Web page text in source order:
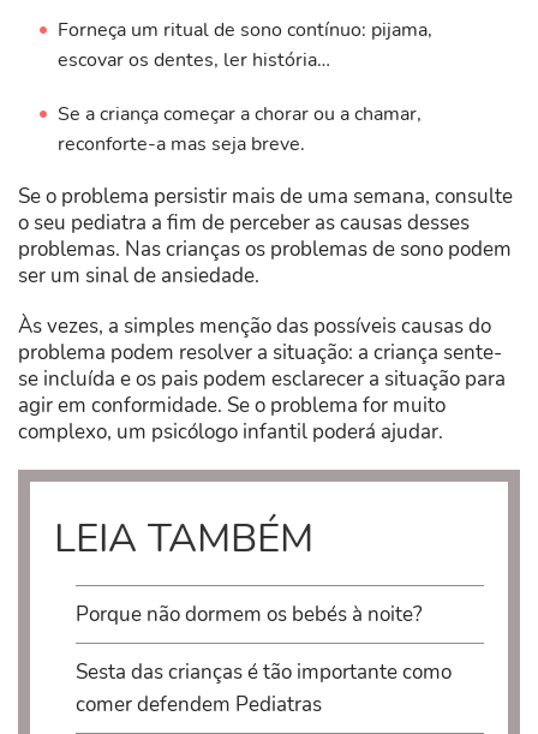
Forneça um ritual de sono contínuo: pijama,
escovar os dentes, ler história…
Se a criança começar a chorar ou a chamar,
reconforte-a mas seja breve.
Se o problema persistir mais de uma semana, consulte
o seu pediatra a fim de perceber as causas desses
problemas. Nas crianças os problemas de sono podem
ser um sinal de ansiedade.
Às vezes, a simples menção das possíveis causas do
problema podem resolver a situação: a criança sente-
se incluída e os pais podem esclarecer a situação para
agir em conformidade. Se o problema for muito
complexo, um psicólogo infantil poderá ajudar.
LEIA TAMBÉM
Porque não dormem os bebés à noite?
Sesta das crianças é tão importante como
comer defendem Pediatras